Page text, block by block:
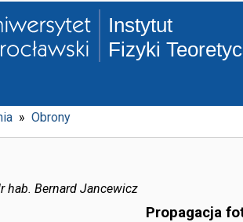
Instytut
Fizyki
» Obrony
hab. Bernard Jancewicz
Propagacja